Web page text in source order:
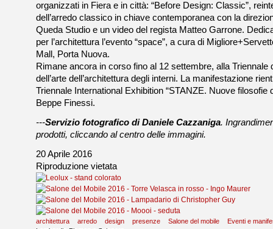
organizzati in Fiera e in città: “Before Design: Classic”,
dell’arredo classico in chiave contemporanea con la
Queda Studio e un video del regista Matteo Garrone.
per l’architettura l’evento “space”, a cura di
Mall, Porta Nuova.
Rimane ancora in corso fino al 12 settembre, alla Triennale
dell’arte dell’architettura degli interni. La manifestazione
Triennale International Exhibition “STANZE. Nuove filosofie
Beppe Finessi.
---Servizio fotografico di Daniele Cazzaniga.
prodotti, cliccando al centro delle immagini.
20 Aprile 2016
Riproduzione vietata
architettura arredo design presenze Salone del mobile
Eventi e